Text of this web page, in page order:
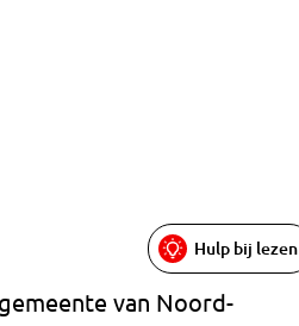
Hulp bij lezen
van Noord-